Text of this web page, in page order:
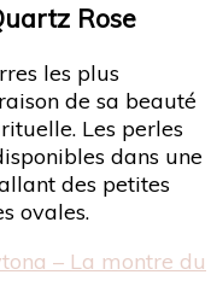
Rose
les plus
de sa beauté
Les perles
dans une
des petites
ovales.
– La montre du